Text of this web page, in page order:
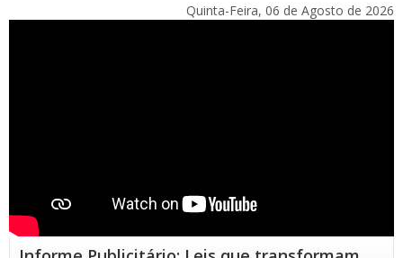
Quinta-Feira, 06 de Agosto de 2026